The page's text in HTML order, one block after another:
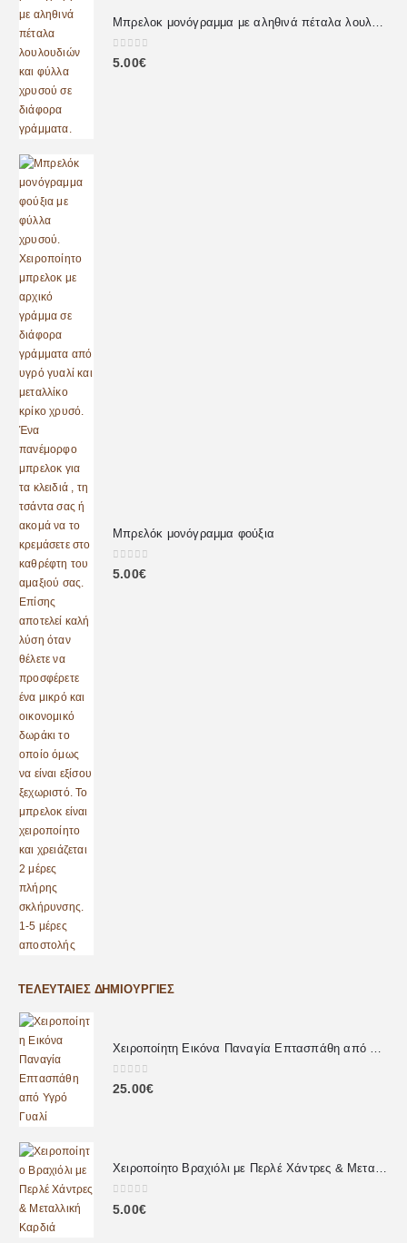
0 out of 5
5.00€
Μπρελόκ μονόγραμμα φούξια
0 out of 5
5.00€
ΤΕΛΕΥΤΑΊΕΣ ΔΗΜΙΟΥΡΓΊΕΣ
0out of 5
25.00€
0 out of 5
5.00€